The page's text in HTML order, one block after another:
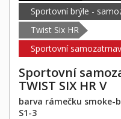
Sportovní brýle -
Twist Six HR
Sportovní
Sportovní
TWIST SIX HR V
barva rámečku
S1-3